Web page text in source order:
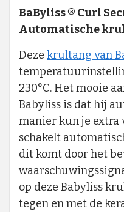
BaByliss ® Curl
Automatische
Deze krultang van
230°C. Het mooie
Babyliss is dat hij
manier kun je extra
schakelt
dit komt door het
op deze Babyliss
tegen en met de